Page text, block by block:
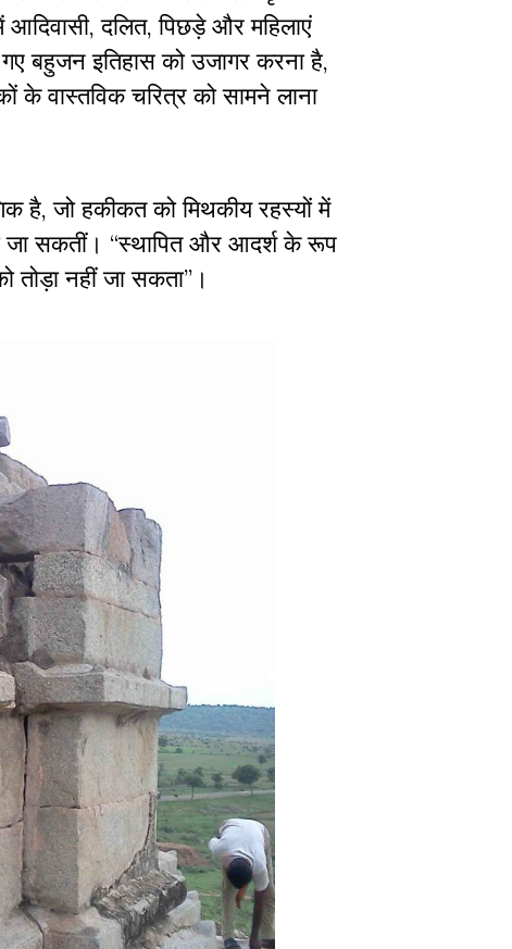
दलित, पिछड़े और महिलाएं
बहुजन इतिहास को उजागर करना है,
के वास्तविक चरित्र को सामने लाना
है, जो हकीकत को मिथकीय रहस्यों में
जा सकतीं। “स्थापित और आदर्श के रूप
तोड़ा नहीं जा सकता”।